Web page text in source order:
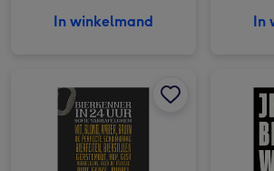
In winkelmand In